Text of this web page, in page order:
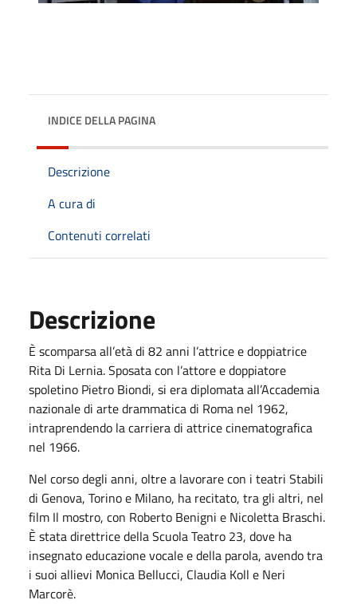
INDICE DELLA PAGINA
Descrizione
A cura di
Contenuti correlati
Descrizione
È scomparsa all’età di 82 anni l’attrice e doppiatrice
Rita Di Lernia. Sposata con l’attore e doppiatore
spoletino Pietro Biondi, si era diplomata all’Accademia
nazionale di arte drammatica di Roma nel 1962,
intraprendendo la carriera di attrice cinematografica
nel 1966.
Nel corso degli anni, oltre a lavorare con i teatri Stabili
di Genova, Torino e Milano, ha recitato, tra gli altri, nel
film Il mostro, con Roberto Benigni e Nicoletta Braschi.
È stata direttrice della Scuola Teatro 23, dove ha
insegnato educazione vocale e della parola, avendo tra
i suoi allievi Monica Bellucci, Claudia Koll e Neri
Marcorè.